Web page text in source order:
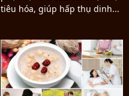
tiêu hóa, giúp hấp thụ dinh...